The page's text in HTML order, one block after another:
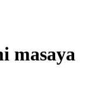
masaya